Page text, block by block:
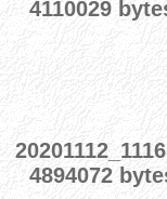
4110029
4894072